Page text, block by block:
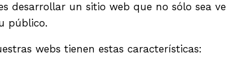
desarrollar un sitio web que no sólo sea
público.
webs tienen estas características: